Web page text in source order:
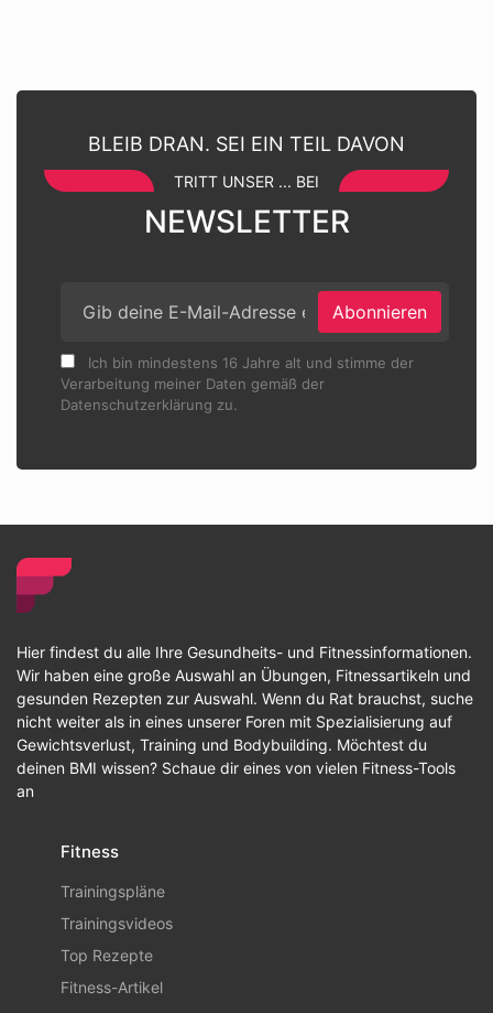
BLEIB DRAN. SEI EIN TEIL DAVON
TRITT UNSER ... BEI
NEWSLETTER
Abonnieren
Ich bin mindestens 16 Jahre alt und stimme der
Verarbeitung meiner Daten gemäß der
Datenschutzerklärung zu.
Hier findest du alle Ihre Gesundheits- und Fitnessinformationen.
Wir haben eine große Auswahl an Übungen, Fitnessartikeln und
gesunden Rezepten zur Auswahl. Wenn du Rat brauchst, suche
nicht weiter als in eines unserer Foren mit Spezialisierung auf
Gewichtsverlust, Training und Bodybuilding. Möchtest du
deinen BMI wissen? Schaue dir eines von vielen Fitness-Tools
an
Fitness
Trainingspläne
Trainingsvideos
Top Rezepte
Fitness-Artikel